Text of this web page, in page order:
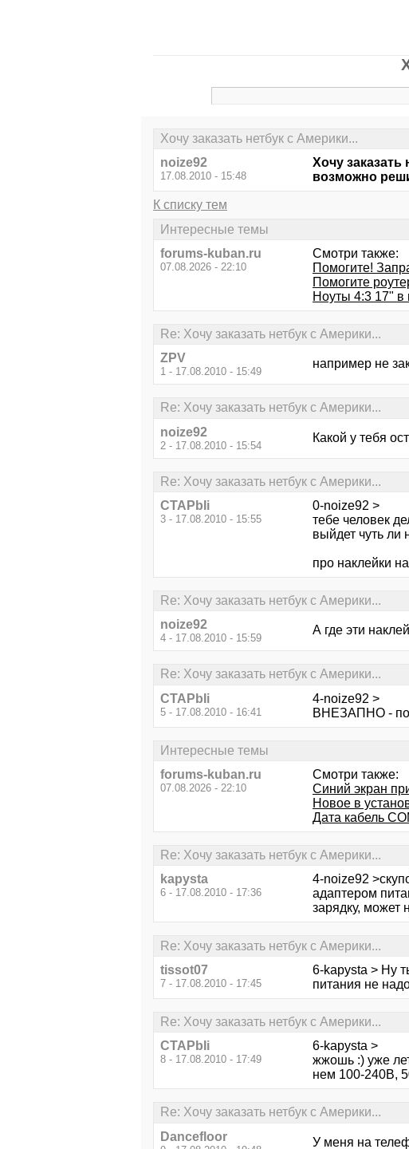
Хочу заказать нетбук с Америки...
noize92
17.08.2010 - 15:48
Хочу заказать
возможно
К списку тем
Интересные темы
forums-kuban.ru
07.08.2026 - 22:10
Смотри также:
Помогите!
Помогите
Ноуты 4:3 17" в
Re: Хочу заказать нетбук с Америки...
ZPV
1 - 17.08.2010 - 15:49
например не
Re: Хочу заказать нетбук с Америки...
noize92
2 - 17.08.2010 - 15:54
Какой у тебя
Re: Хочу заказать нетбук с Америки...
CTAPbIi
3 - 17.08.2010 - 15:55
0-noize92 >
тебе человек
выйдет чуть ли
про наклейки
Re: Хочу заказать нетбук с Америки...
noize92
4 - 17.08.2010 - 15:59
А где эти
Re: Хочу заказать нетбук с Америки...
CTAPbIi
5 - 17.08.2010 - 16:41
4-noize92 >
ВНЕЗАПНО -
Интересные темы
forums-kuban.ru
07.08.2026 - 22:10
Смотри также:
Синий экран
Новое в
Дата кабель
Re: Хочу заказать нетбук с Америки...
kapysta
6 - 17.08.2010 - 17:36
4-noize92
адаптером
зарядку, может
Re: Хочу заказать нетбук с Америки...
tissot07
7 - 17.08.2010 - 17:45
6-kapysta > Ну
питания не
Re: Хочу заказать нетбук с Америки...
CTAPbIi
8 - 17.08.2010 - 17:49
6-kapysta >
жжошь :) уже
нем 100-240В,
Re: Хочу заказать нетбук с Америки...
Dancefloor
У меня на